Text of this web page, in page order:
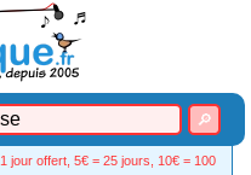
1 jour offert, 5€ = 25 jours, 10€ = 100